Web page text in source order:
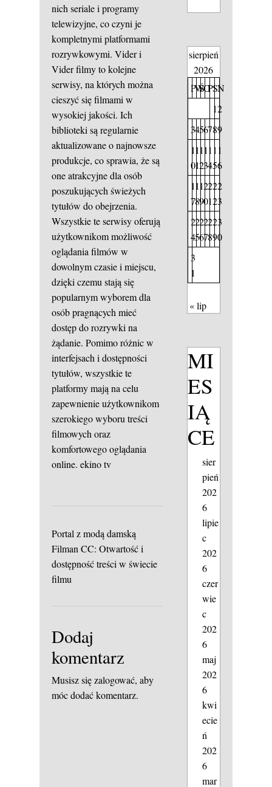
nich seriale i programy
telewizyjne, co czyni je
kompletnymi platformami
rozrywkowymi. Vider i
Vider filmy to kolejne
serwisy, na których można
cieszyć się filmami w
wysokiej jakości. Ich
biblioteki są regularnie
aktualizowane o najnowsze
produkcje, co sprawia, że są
one atrakcyjne dla osób
poszukujących świeżych
tytułów do obejrzenia.
Wszystkie te serwisy oferują
użytkownikom możliwość
oglądania filmów w
dowolnym czasie i miejscu,
dzięki czemu stają się
popularnym wyborem dla
osób pragnących mieć
dostęp do rozrywki na
żądanie. Pomimo różnic w
interfejsach i dostępności
tytułów, wszystkie te
platformy mają na celu
zapewnienie użytkownikom
szerokiego wyboru treści
filmowych oraz
komfortowego oglądania
online. ekino tv
Portal z modą damską
Filman CC: Otwartość i
dostępność treści w świecie
filmu
Dodaj
komentarz
Musisz sięzalogować, aby
móc dodać komentarz.
sierpień
2026
PW
ŚCPSN
12
3456789
1
0
1
1
1
2
1
3
1
4
1
5
1
6
1
7
1
8
1
9
2
0
2
1
2
2
2
3
2
4
2
5
2
6
2
7
2
8
2
9
3
0
3
1
« lip
MI
ES
IĄ
CE
sier
pień
202
6
lipie
c
202
6
czer
wie
c
202
6
maj
202
6
kwi
ecie
ń
202
6
mar